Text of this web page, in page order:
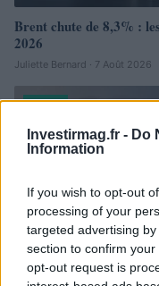
Investirmag.fr - Do
Information
If you wish to opt-out
processing of your
targeted advertising
section to confirm
opt-out request is
Brent chute de 8,3% :
2026
Juliette Bernard · 7 Août 2026
NEWS